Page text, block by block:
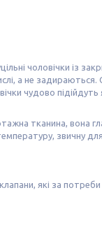
чоловічки із
а не задираються.
чудово підійдуть
тканина, вона
звичну
які за